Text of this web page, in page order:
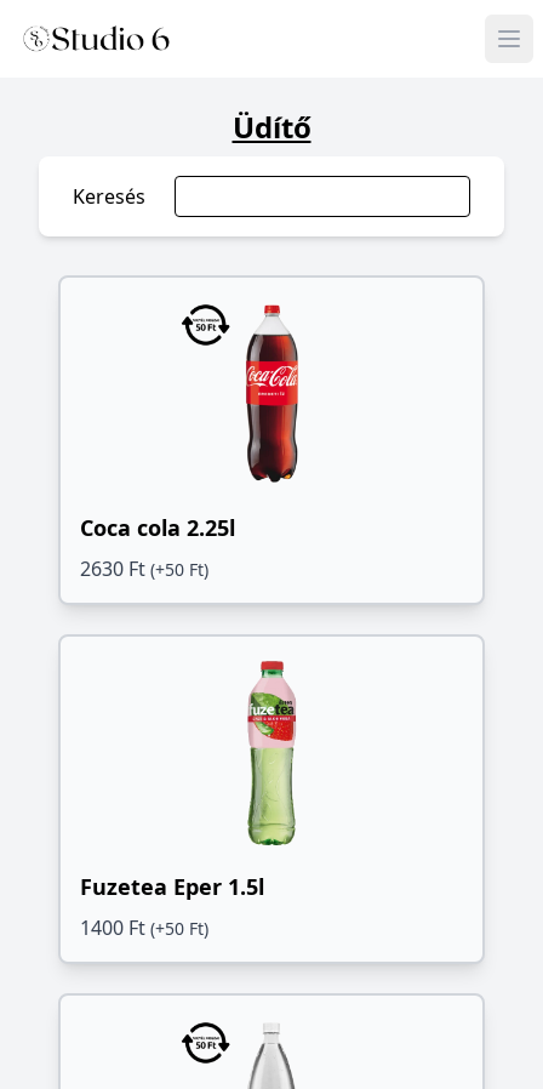
Üdítő
Keresés
Coca cola 2.25l
2630 Ft (+50 Ft)
Fuzetea Eper 1.5l
1400 Ft (+50 Ft)